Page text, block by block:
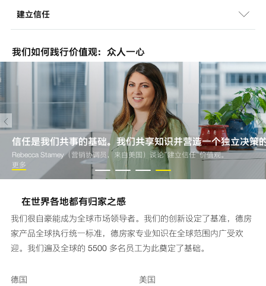
建立信任
我们如何践行价值观：众人一心
这丰富了我们的文化，使我感到快乐，并给人带来了更多的
信任是我们共事的基础。我们共享知识并营造一个独立决策
Rebecca Stamey（营销协调员，来自美国）谈论“建立信任”价值观。
更多
在世界各地都有归家之感
我们很自豪能成为全球市场领导者。我们的创新设定了基准，德房
家产品全球执行统一标准，德房家专业知识在全球范围内广受欢
迎。我们遍及全球的 5500 多名员工为此奠定了基础。
德国 美国